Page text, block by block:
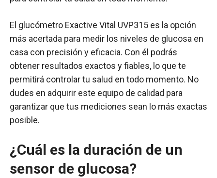
El glucómetro Exactive Vital UVP315 es la opción
más acertada para medir los niveles de glucosa en
casa con precisión y eficacia. Con él podrás
obtener resultados exactos y fiables, lo que te
permitirá controlar tu salud en todo momento. No
dudes en adquirir este equipo de calidad para
garantizar que tus mediciones sean lo más exactas
posible.
¿Cuál es la duración de un
sensor de glucosa?